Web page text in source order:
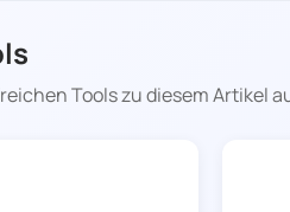
Tools zu diesem Artikel